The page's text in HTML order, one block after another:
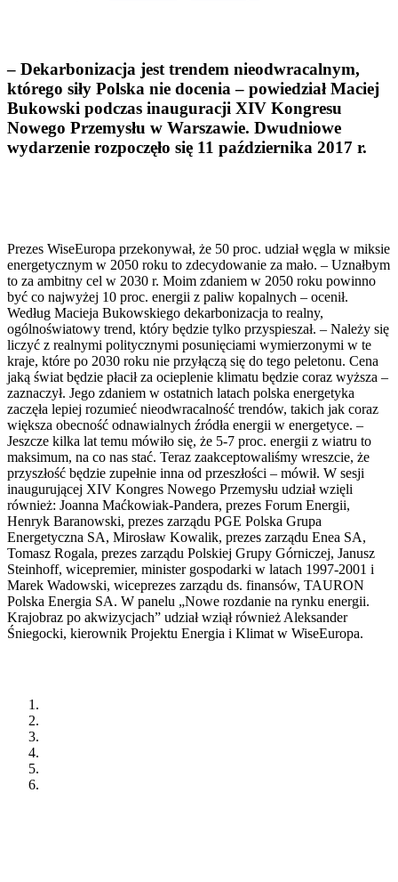
– Dekarbonizacja jest trendem nieodwracalnym,
którego siły Polska nie docenia – powiedział Maciej
Bukowski podczas inauguracji XIV Kongresu
Nowego Przemysłu w Warszawie. Dwudniowe
wydarzenie rozpoczęło się 11 października 2017 r.
Prezes WiseEuropa przekonywał, że 50 proc. udział węgla w miksie
energetycznym w 2050 roku to zdecydowanie za mało. – Uznałbym
to za ambitny cel w 2030 r. Moim zdaniem w 2050 roku powinno
być co najwyżej 10 proc. energii z paliw kopalnych – ocenił.
Według Macieja Bukowskiego dekarbonizacja to realny,
ogólnoświatowy trend, który będzie tylko przyspieszał. – Należy się
liczyć z realnymi politycznymi posunięciami wymierzonymi w te
kraje, które po 2030 roku nie przyłączą się do tego peletonu. Cena
jaką świat będzie płacił za ocieplenie klimatu będzie coraz wyższa –
zaznaczył. Jego zdaniem w ostatnich latach polska energetyka
zaczęła lepiej rozumieć nieodwracalność trendów, takich jak coraz
większa obecność odnawialnych źródła energii w energetyce. –
Jeszcze kilka lat temu mówiło się, że 5-7 proc. energii z wiatru to
maksimum, na co nas stać. Teraz zaakceptowaliśmy wreszcie, że
przyszłość będzie zupełnie inna od przeszłości – mówił. W sesji
inaugurującej XIV Kongres Nowego Przemysłu udział wzięli
również: Joanna Maćkowiak-Pandera, prezes Forum Energii,
Henryk Baranowski, prezes zarządu PGE Polska Grupa
Energetyczna SA, Mirosław Kowalik, prezes zarządu Enea SA,
Tomasz Rogala, prezes zarządu Polskiej Grupy Górniczej, Janusz
Steinhoff, wicepremier, minister gospodarki w latach 1997-2001 i
Marek Wadowski, wiceprezes zarządu ds. finansów, TAURON
Polska Energia SA. W panelu „Nowe rozdanie na rynku energii.
Krajobraz po akwizycjach” udział wziął również Aleksander
Śniegocki, kierownik Projektu Energia i Klimat w WiseEuropa.